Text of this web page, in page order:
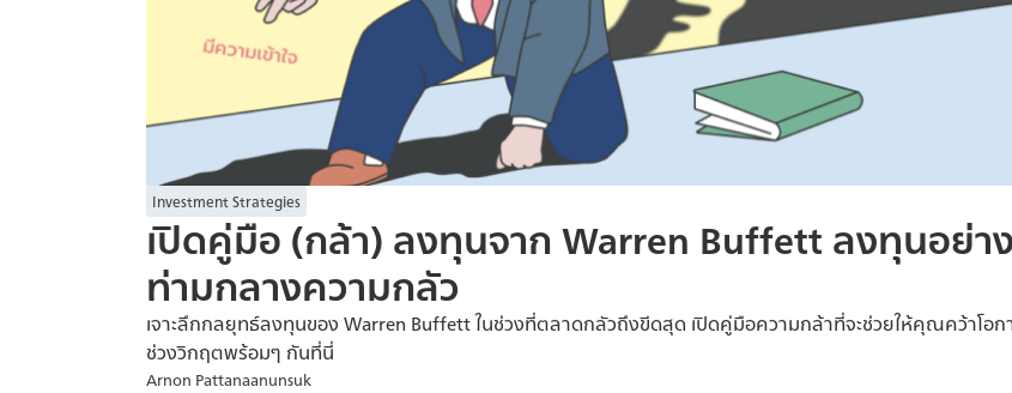
Investment Strategies
เปิดคู่มือ (กล้า) ลงทุนจาก Warren Buffett ลงทุนอย่าง
ท่ามกลางความกลัว
เจาะลึกกลยุทธ์ลงทุนของ Warren Buffett ในช่วงที่ตลาดกลัวถึงขีดสุด เปิดคู่มือความกล้าที่จะช่วยให้คุณคว้าโอก
ช่วงวิกฤตพร้อมๆ กันที่นี่
Arnon Pattanaanunsuk